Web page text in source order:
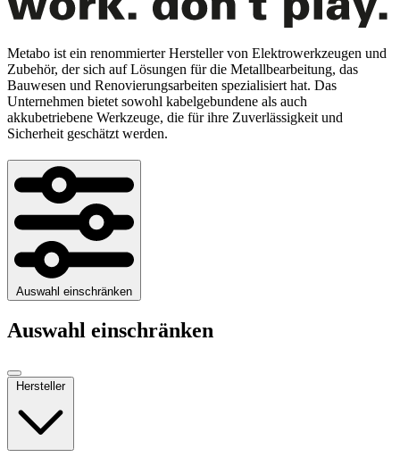
Metabo ist ein renommierter Hersteller von Elektrowerkzeugen und
Zubehör, der sich auf Lösungen für die Metallbearbeitung, das
Bauwesen und Renovierungsarbeiten spezialisiert hat. Das
Unternehmen bietet sowohl kabelgebundene als auch
akkubetriebene Werkzeuge, die für ihre Zuverlässigkeit und
Sicherheit geschätzt werden.
Auswahl einschränken
Auswahl einschränken
Hersteller